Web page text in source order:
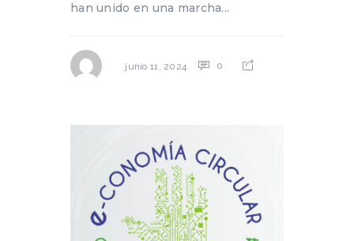
han unido en una marcha...
junio 11, 2024 0